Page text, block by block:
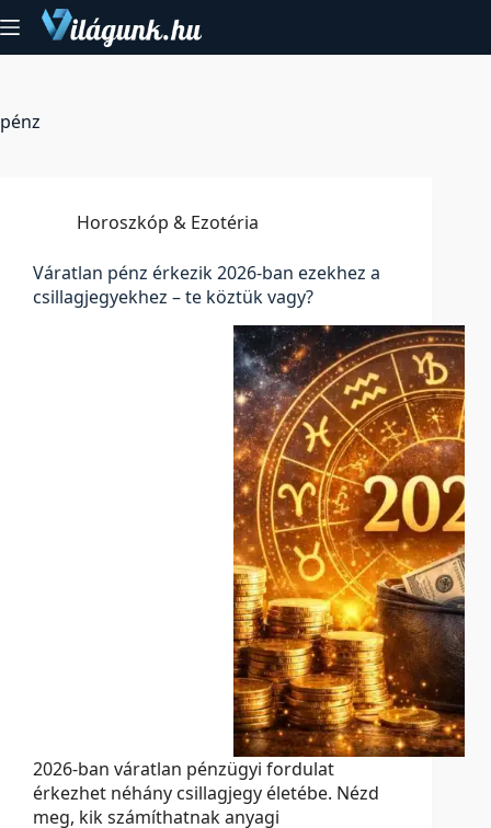
to
content
pénz
Horoszkóp & Ezotéria
Váratlan pénz érkezik 2026-ban ezekhez a
csillagjegyekhez – te köztük vagy?
2026-ban váratlan pénzügyi fordulat
érkezhet néhány csillagjegy életébe. Nézd
meg, kik számíthatnak anyagi